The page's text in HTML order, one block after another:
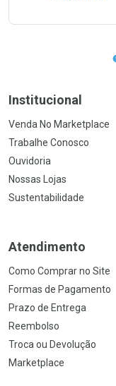
Institucional
Venda No Marketplace
Trabalhe Conosco
Ouvidoria
Nossas Lojas
Sustentabilidade
Atendimento
Como Comprar no Site
Formas de Pagamento
Prazo de Entrega
Reembolso
Troca ou Devolução
Marketplace